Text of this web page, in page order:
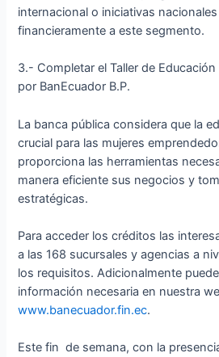
internacional o iniciativas
financieramente a este segmento.
3.- Completar el Taller de
por BanEcuador B.P.
La banca pública considera que la
crucial para las mujeres
proporciona las herramientas
manera eficiente sus negocios y
estratégicas.
Para acceder los créditos las
a las 168 sucursales y agencias a
los requisitos. Adicionalmente
información necesaria en nuestra
www.banecuador.fin.ec.
Este fin de semana, con la